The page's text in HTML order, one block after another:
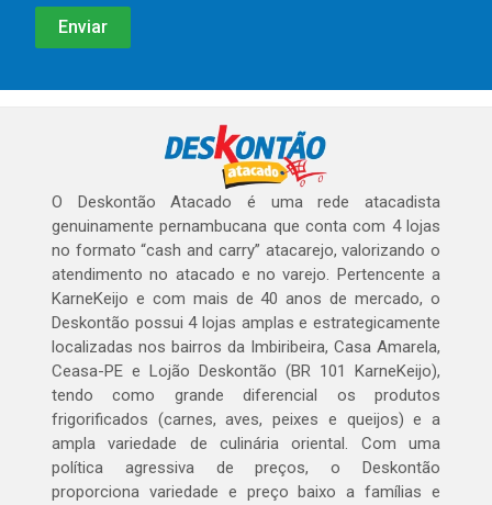
O Deskontão Atacado é uma rede atacadista
genuinamente pernambucana que conta com 4 lojas
no formato “cash and carry” atacarejo, valorizando o
atendimento no atacado e no varejo. Pertencente a
KarneKeijo e com mais de 40 anos de mercado, o
Deskontão possui 4 lojas amplas e estrategicamente
localizadas nos bairros da Imbiribeira, Casa Amarela,
Ceasa-PE e Lojão Deskontão (BR 101 KarneKeijo),
tendo como grande diferencial os produtos
frigorificados (carnes, aves, peixes e queijos) e a
ampla variedade de culinária oriental. Com uma
política agressiva de preços, o Deskontão
proporciona variedade e preço baixo a famílias e